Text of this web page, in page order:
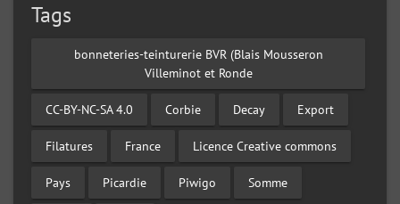
Tags
bonneteries-teinturerie BVR (Blais Mousseron
Villeminot et Ronde
CC-BY-NC-SA 4.0 Corbie Decay Export
Filatures France Licence Creative commons
Pays Picardie Piwigo Somme